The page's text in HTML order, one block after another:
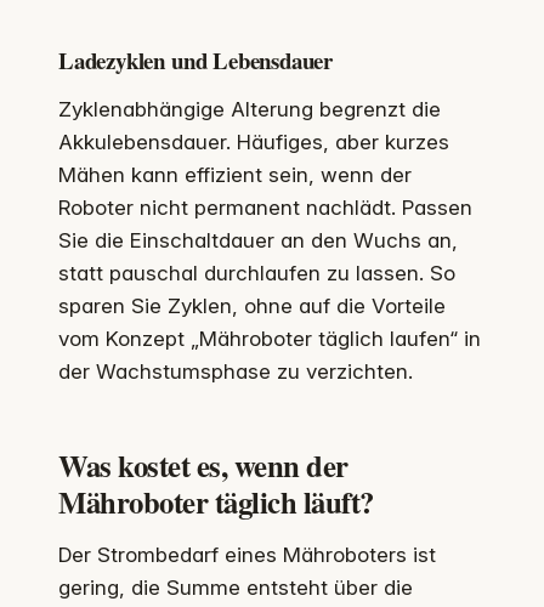
Ladezyklen und Lebensdauer
Zyklenabhängige Alterung begrenzt die
Akkulebensdauer. Häufiges, aber kurzes
Mähen kann effizient sein, wenn der
Roboter nicht permanent nachlädt. Passen
Sie die Einschaltdauer an den Wuchs an,
statt pauschal durchlaufen zu lassen. So
sparen Sie Zyklen, ohne auf die Vorteile
vom Konzept „Mähroboter täglich laufen“ in
der Wachstumsphase zu verzichten.
Was kostet es, wenn der
Mähroboter täglich läuft?
Der Strombedarf eines Mähroboters ist
gering, die Summe entsteht über die